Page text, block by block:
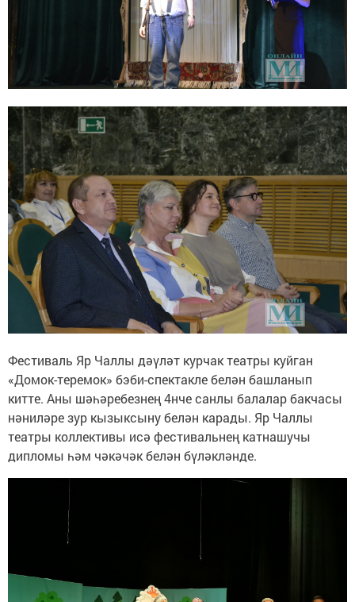
Фестиваль Яр Чаллы дәүләт курчак театры куйган
«Домок-теремок» бэби-спектакле белән башланып
китте. Аны шәһәребезнең 4нче санлы балалар бакчасы
нәниләре зур кызыксыну белән карады. Яр Чаллы
театры коллективы исә фестивальнең катнашучы
дипломы һәм чәкәчәк белән бүләкләнде.